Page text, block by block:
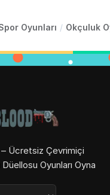
Oyunları / Okçuluk
– Ücretsiz Çevrimiçi
Oyunları Oyna